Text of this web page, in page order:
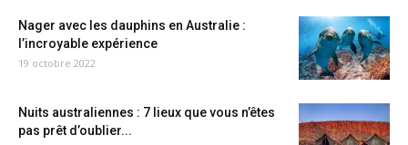
Nager avec les dauphins en Australie :
l’incroyable expérience
19 octobre 2022
Nuits australiennes : 7 lieux que vous n’êtes
pas prêt d’oublier...